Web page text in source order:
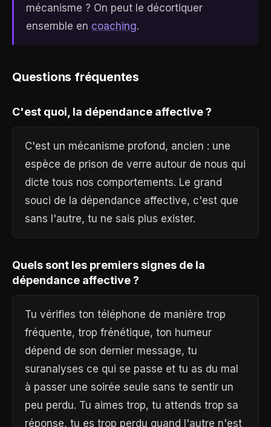
mécanisme ? On peut le décortiquer
ensemble en coaching.
Questions fréquentes
C'est quoi, la dépendance affective ?
C'est un mécanisme profond, ancien : une
espèce de prison de verre autour de nous qui
dicte tous nos comportements. Le grand
souci de la dépendance affective, c'est que
sans l'autre, tu ne sais plus exister.
Quels sont les premiers signes de la
dépendance affective ?
Tu vérifies ton téléphone de manière trop
fréquente, trop frénétique, ton humeur
dépend de son dernier message, tu
suranalyses ce qui se passe et tu as du mal
à passer une soirée seule sans te sentir un
peu perdu. Tu aimes trop, tu attends trop sa
réponse, tu es trop perdu quand l'autre n'est